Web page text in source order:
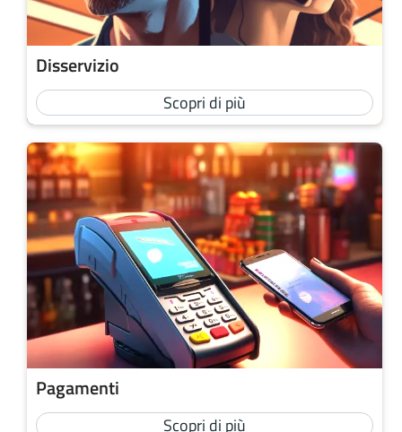
Disservizio
Scopri di più
Pagamenti
Scopri di più